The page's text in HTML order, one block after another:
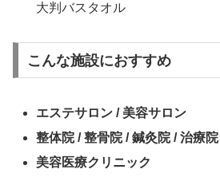
大判バスタオル
こんな施設におすすめ
エステサロン / 美容サロン
整体院 / 整骨院 / 鍼灸院 / 治療院
美容医療クリニック